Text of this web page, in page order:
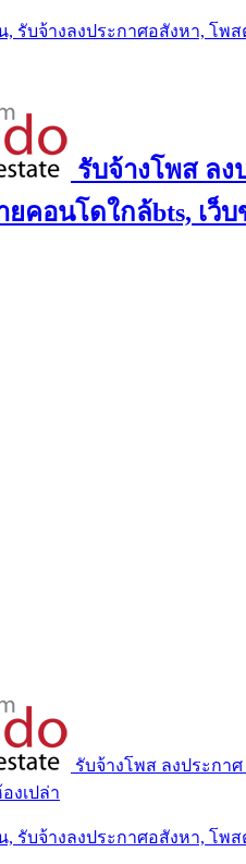
รับจ้างลงประกาศอสังหา, โพ
รับจ้างโพส ล
คอนโดใกล้bts, เว็
รับจ้างโพส ลงประกา
งเปล่า
รับจ้างลงประกาศอสังหา, โพ